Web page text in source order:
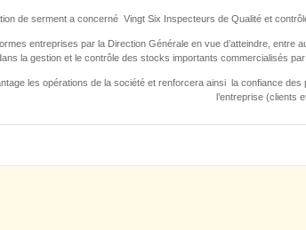
de serment a concerné Vingt Six Inspecteurs de Qualité et
entreprises par la Direction Générale en vue d’atteindre, entre
la gestion et le contrôle des stocks importants commercialisés par
les opérations de la société et renforcera ainsi la confiance des
l’entreprise (clients